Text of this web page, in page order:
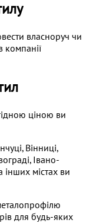
власноруч чи
компанії
ціною ви
Вінниці,
Івано-
інших містах ви
для будь-яких